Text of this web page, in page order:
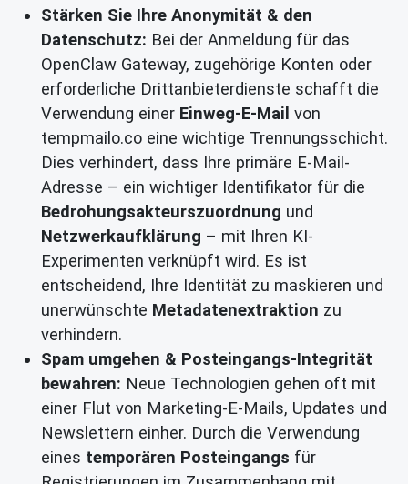
Stärken Sie Ihre Anonymität & den
Datenschutz: Bei der Anmeldung für das
OpenClaw Gateway, zugehörige Konten oder
erforderliche Drittanbieterdienste schafft die
Verwendung einer Einweg-E-Mail von
tempmailo.co eine wichtige Trennungsschicht.
Dies verhindert, dass Ihre primäre E-Mail-
Adresse – ein wichtiger Identifikator für die
Bedrohungsakteurszuordnung und
Netzwerkaufklärung – mit Ihren KI-
Experimenten verknüpft wird. Es ist
entscheidend, Ihre Identität zu maskieren und
unerwünschte Metadatenextraktion zu
verhindern.
Spam umgehen & Posteingangs-Integrität
bewahren: Neue Technologien gehen oft mit
einer Flut von Marketing-E-Mails, Updates und
Newslettern einher. Durch die Verwendung
eines temporären Posteingangs für